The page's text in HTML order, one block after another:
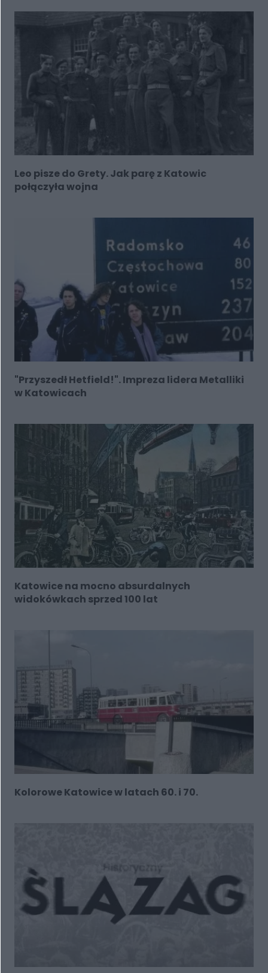
Leo pisze do Grety. Jak parę z Katowic
połączyła wojna
"Przyszedł Hetfield!". Impreza lidera Metalliki
w Katowicach
Katowice na mocno absurdalnych
widokówkach sprzed 100 lat
Kolorowe Katowice w latach 60. i 70.